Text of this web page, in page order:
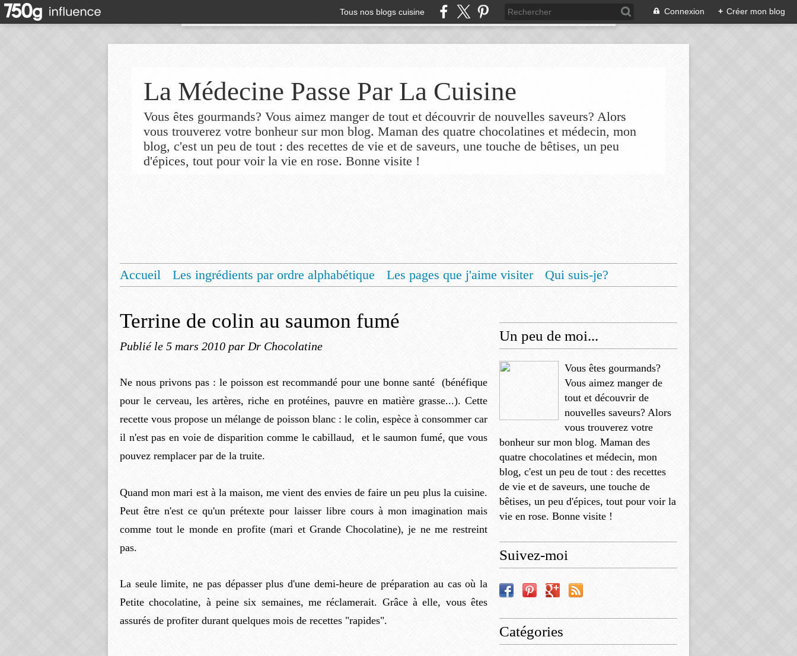
Tous nos blogs cuisine Connexion + Créer mon blog
La Médecine Passe Par La Cuisine
Vous êtes gourmands? Vous aimez manger de tout et découvrir de nouvelles saveurs? Alors
vous trouverez votre bonheur sur mon blog. Maman des quatre chocolatines et médecin, mon
blog, c'est un peu de tout : des recettes de vie et de saveurs, une touche de bêtises, un peu
d'épices, tout pour voir la vie en rose. Bonne visite !
Accueil Les ingrédients par ordre alphabétique Les pages que j'aime visiter
Qui suis-je?
Terrine de colin au saumon fumé
Publié le 5 mars 2010 par Dr Chocolatine
Ne nous privons pas : le poisson est recommandé pour une bonne santé (bénéfique
pour le cerveau, les artères, riche en protéines, pauvre en matière grasse...). Cette
recette vous propose un mélange de poisson blanc : le colin, espèce à consommer car
il n'est pas en voie de disparition comme le cabillaud, et le saumon fumé, que vous
pouvez remplacer par de la truite.
Quand mon mari est à la maison, me vient des envies de faire un peu plus la cuisine.
Peut être n'est ce qu'un prétexte pour laisser libre cours à mon imagination mais
comme tout le monde en profite (mari et Grande Chocolatine), je ne me restreint
pas.
La seule limite, ne pas dépasser plus d'une demi-heure de préparation au cas où la
Petite chocolatine, à peine six semaines, me réclamerait. Grâce à elle, vous êtes
assurés de profiter durant quelques mois de recettes "rapides".
Un peu de moi...
Vous êtes gourmands?
Vous aimez manger de
tout et découvrir de
nouvelles saveurs? Alors
vous trouverez votre
bonheur sur mon blog. Maman des
quatre chocolatines et médecin, mon
blog, c'est un peu de tout : des recettes
de vie et de saveurs, une touche de
bêtises, un peu d'épices, tout pour voir la
vie en rose. Bonne visite !
Suivez-moi
Catégories